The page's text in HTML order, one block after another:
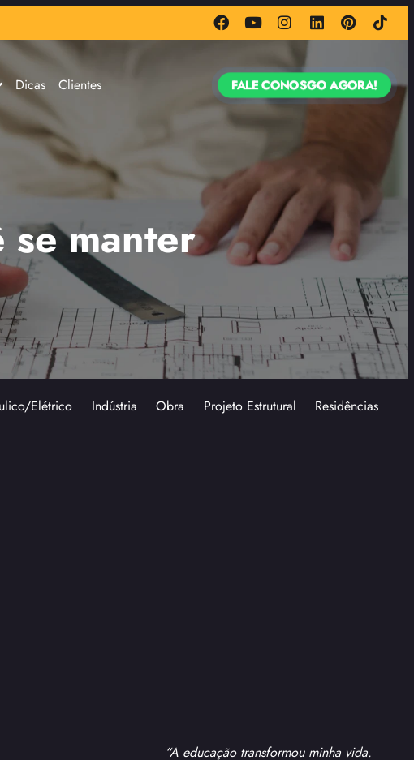
Dicas Clientes FALE CONOSGO AGORA!
se manter
Elétrico Indústria Obra Projeto Estrutural Residências
“A educação transformou minha vida.